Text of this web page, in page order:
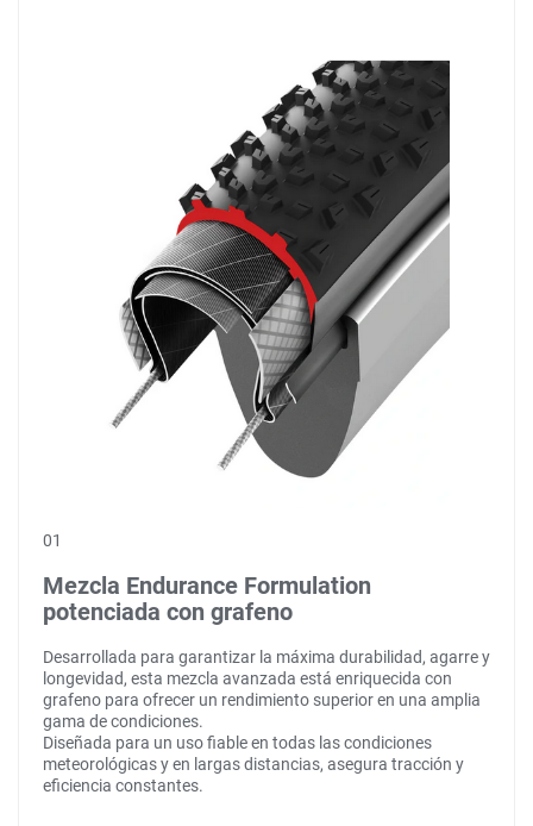
01
Mezcla Endurance Formulation
potenciada con grafeno
Desarrollada para garantizar la máxima durabilidad, agarre y
longevidad, esta mezcla avanzada está enriquecida con
grafeno para ofrecer un rendimiento superior en una amplia
gama de condiciones.
Diseñada para un uso fiable en todas las condiciones
meteorológicas y en largas distancias, asegura tracción y
eficiencia constantes.